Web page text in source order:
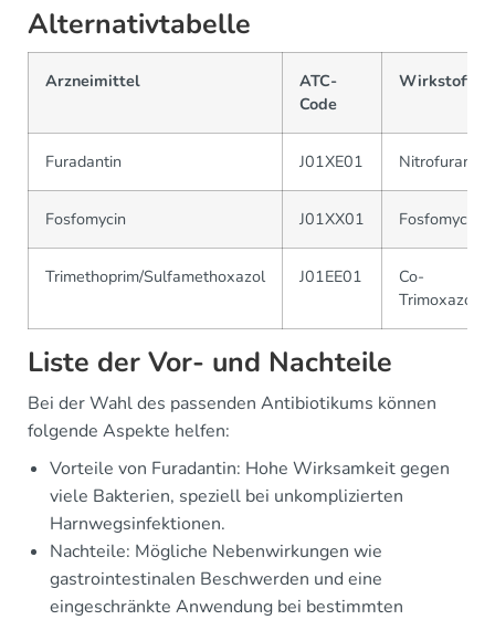
Alternativtabelle
Arzneimittel
ATC-
Code
Wirkstoff
Furadantin J01XE01
Fosfomycin J01XX01 Fosfomycin
Trimethoprim/Sulfamethoxazol J01EE01
Co-
Trimoxazol
Liste der Vor- und Nachteile
Bei der Wahl des passenden Antibiotikums können
folgende Aspekte helfen:
Vorteile von Furadantin: Hohe Wirksamkeit gegen
viele Bakterien, speziell bei unkomplizierten
Harnwegsinfektionen.
Nachteile: Mögliche Nebenwirkungen wie
gastrointestinalen Beschwerden und eine
eingeschränkte Anwendung bei bestimmten